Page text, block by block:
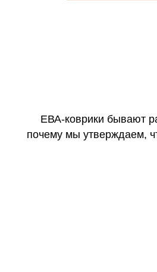
ЕВА-коврики бывают
почему мы утверждаем,